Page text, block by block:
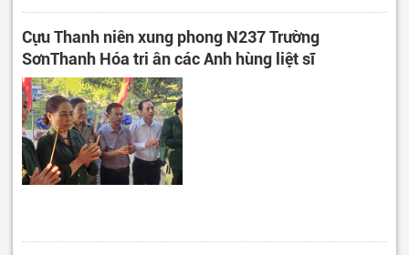
Cựu Thanh niên xung phong N237 Trường
SơnThanh Hóa tri ân các Anh hùng liệt sĩ